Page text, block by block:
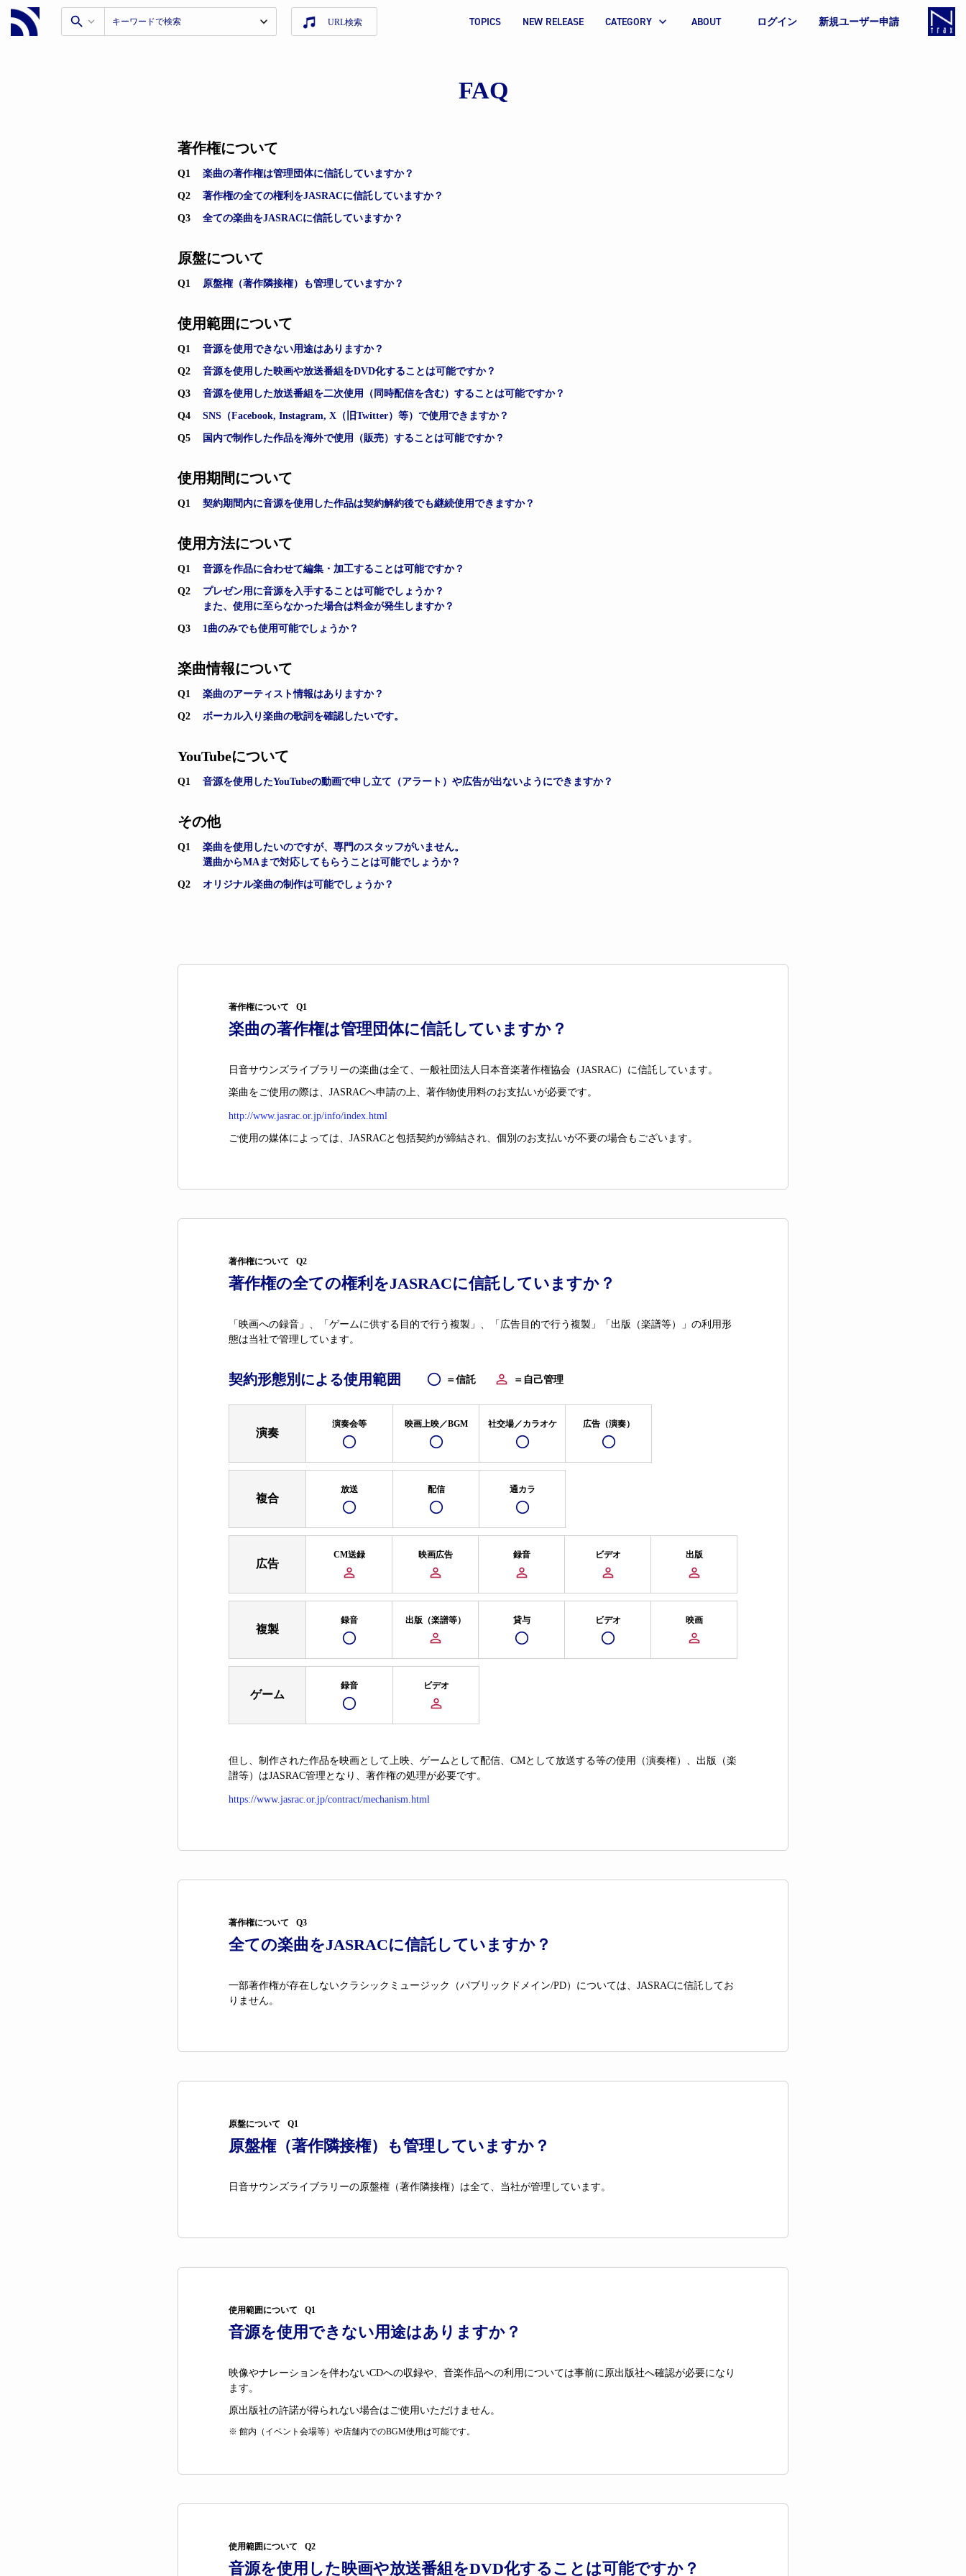
URL検索 TOPICS NEW RELEASE CATEGORY ABOUT ログイン 新規ユーザー申請
FAQ
著作権について
Q1 楽曲の著作権は管理団体に信託していますか？
Q2 著作権の全ての権利をJASRACに信託していますか？
Q3 全ての楽曲をJASRACに信託していますか？
原盤について
Q1 原盤権（著作隣接権）も管理していますか？
使用範囲について
Q1 音源を使用できない用途はありますか？
Q2 音源を使用した映画や放送番組をDVD化することは可能ですか？
Q3 音源を使用した放送番組を二次使用（同時配信を含む）することは可能ですか？
Q4 SNS（Facebook, Instagram, X（旧Twitter）等）で使用できますか？
Q5 国内で制作した作品を海外で使用（販売）することは可能ですか？
使用期間について
Q1 契約期間内に音源を使用した作品は契約解約後でも継続使用できますか？
使用方法について
Q1 音源を作品に合わせて編集・加工することは可能ですか？
Q2
プレゼン用に音源を入手することは可能でしょうか？
また、使用に至らなかった場合は料金が発生しますか？
Q3 1曲のみでも使用可能でしょうか？
楽曲情報について
Q1 楽曲のアーティスト情報はありますか？
Q2 ボーカル入り楽曲の歌詞を確認したいです。
YouTubeについて
Q1 音源を使用したYouTubeの動画で申し立て（アラート）や広告が出ないようにできますか？
その他
Q1
楽曲を使用したいのですが、専門のスタッフがいません。
選曲からMAまで対応してもらうことは可能でしょうか？
Q2 オリジナル楽曲の制作は可能でしょうか？
著作権について Q1
楽曲の著作権は管理団体に信託していますか？
日音サウンズライブラリーの楽曲は全て、一般社団法人日本音楽著作権協会（JASRAC）に信託しています。
楽曲をご使用の際は、JASRACへ申請の上、著作物使用料のお支払いが必要です。
http://www.jasrac.or.jp/info/index.html
ご使用の媒体によっては、JASRACと包括契約が締結され、個別のお支払いが不要の場合もございます。
著作権について Q2
著作権の全ての権利をJASRACに信託していますか？
「映画への録音」、「ゲームに供する目的で行う複製」、「広告目的で行う複製」「出版（楽譜等）」の利用形
態は当社で管理しています。
契約形態別による使用範囲 ＝信託 ＝自己管理
演奏
演奏会等 映画上映／BGM 社交場／カラオケ 広告（演奏）
複合
放送 配信 通カラ
広告
CM送録 映画広告 録音 ビデオ 出版
複製
録音 出版（楽譜等） 貸与 ビデオ 映画
ゲーム
録音 ビデオ
但し、制作された作品を映画として上映、ゲームとして配信、CMとして放送する等の使用（演奏権）、出版（楽
譜等）はJASRAC管理となり、著作権の処理が必要です。
https://www.jasrac.or.jp/contract/mechanism.html
著作権について Q3
全ての楽曲をJASRACに信託していますか？
一部著作権が存在しないクラシックミュージック（パブリックドメイン/PD）については、JASRACに信託してお
りません。
原盤について Q1
原盤権（著作隣接権）も管理していますか？
日音サウンズライブラリーの原盤権（著作隣接権）は全て、当社が管理しています。
使用範囲について Q1
音源を使用できない用途はありますか？
映像やナレーションを伴わないCDへの収録や、音楽作品への利用については事前に原出版社へ確認が必要になり
ます。
原出版社の許諾が得られない場合はご使用いただけません。
※ 館内（イベント会場等）や店舗内でのBGM使用は可能です。
使用範囲について Q2
音源を使用した映画や放送番組をDVD化することは可能ですか？